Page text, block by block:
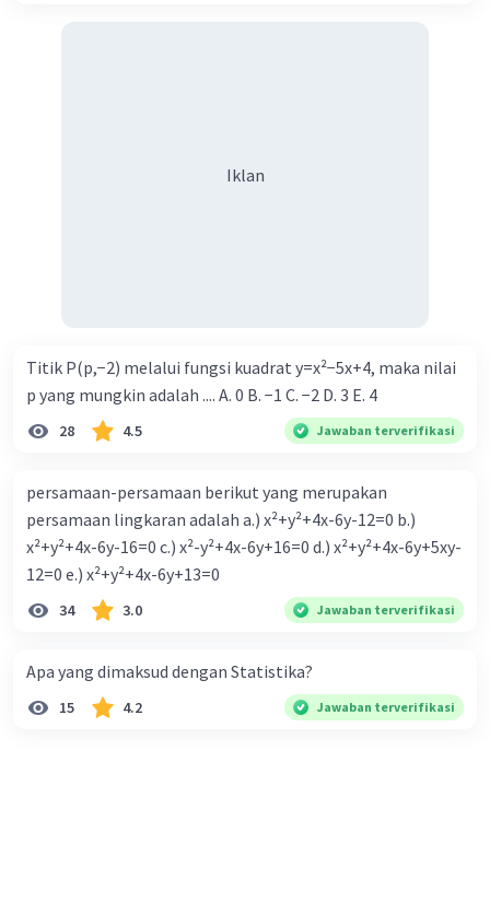
Iklan
Titik P(p,−2) melalui fungsi kuadrat y=x²−5x+4, maka nilai
p yang mungkin adalah .... A. 0 B. −1 C. −2 D. 3 E. 4
28 4.5 Jawaban terverifikasi
persamaan-persamaan berikut yang merupakan
persamaan lingkaran adalah a.) x²+y²+4x-6y-12=0 b.)
x²+y²+4x-6y-16=0 c.) x²-y²+4x-6y+16=0 d.) x²+y²+4x-6y+5xy-
12=0 e.) x²+y²+4x-6y+13=0
34 3.0 Jawaban terverifikasi
Apa yang dimaksud dengan Statistika?
15 4.2 Jawaban terverifikasi